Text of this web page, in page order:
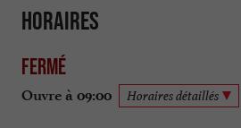
Horaires
Fermé
Ouvre à 09:00 Horaires détaillés